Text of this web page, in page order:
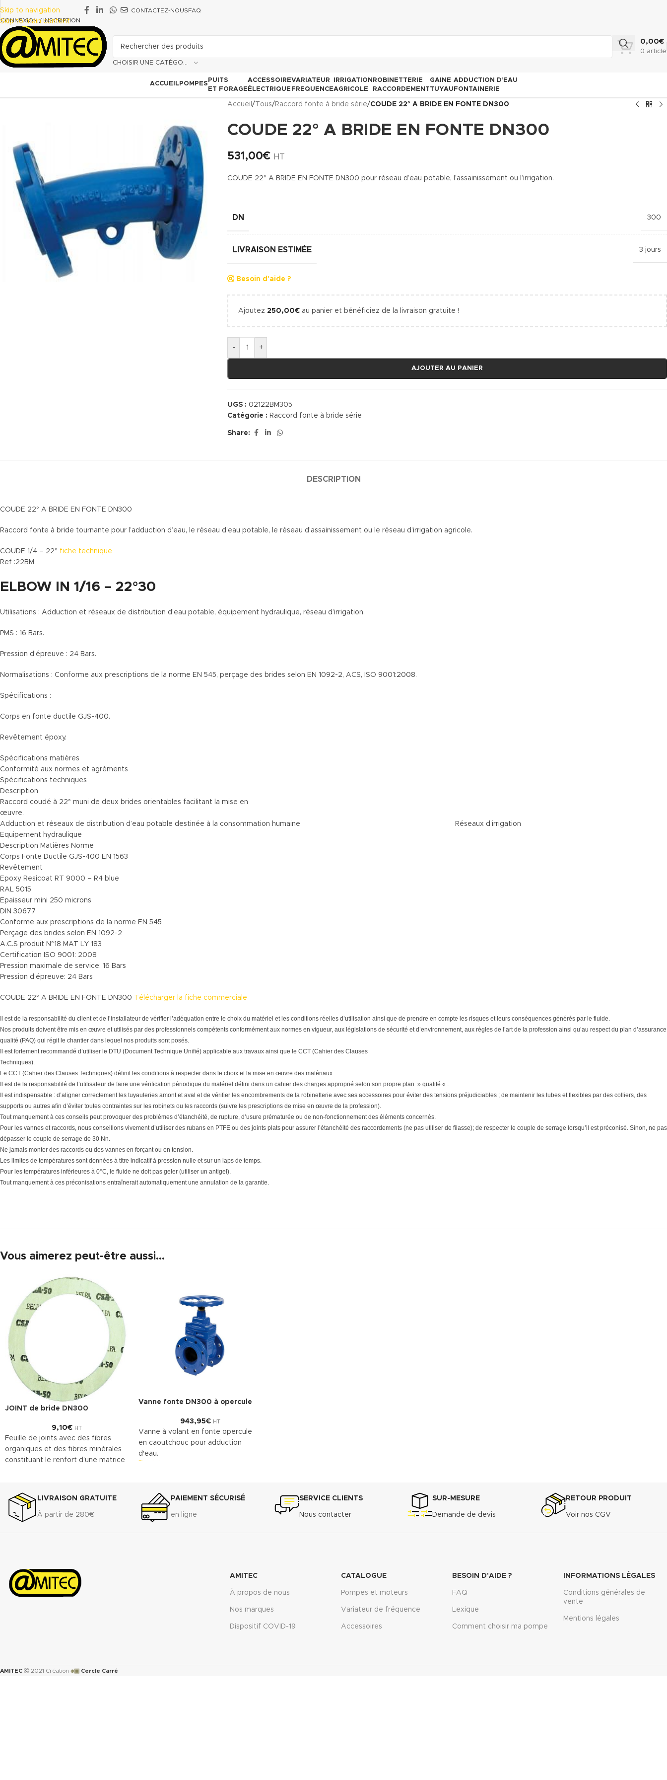
Skip to navigation
Skip to main content
CONNEXION / INSCRIPTION
CONTACTEZ-NOUSFAQ
0 article
0,00€
ACCUEILPOMPES
PUITS
ET FORAGE
ACCESSOIRE
ÉLECTRIQUE
VARIATEUR
FREQUENCE
IRRIGATION
AGRICOLE
ROBINETTERIE
RACCORDEMENT
GAINE
TUYAU
ADDUCTION D’EAU
FONTAINERIE
Accueil / Tous/ Raccord fonte à bride série/COUDE 22° A BRIDE EN FONTE DN300
COUDE 22° A BRIDE EN FONTE DN300
531,00€ HT
COUDE 22° A BRIDE EN FONTE DN300 pour réseau d’eau potable, l’assainissement ou l’irrigation.
DN 300
LIVRAISON ESTIMÉE 3 jours
Besoin d'aide ?
Ajoutez 250,00€ au panier et bénéficiez de la livraison gratuite !
- +
AJOUTER AU PANIER
UGS : 02122BM305
Catégorie : Raccord fonte à bride série
Share:
DESCRIPTION
COUDE 22° A BRIDE EN FONTE DN300
Raccord fonte à bride tournante pour l’adduction d’eau, le réseau d’eau potable, le réseau d’assainissement ou le réseau d’irrigation agricole.
COUDE 1/4 – 22° fiche technique
Ref :22BM
ELBOW IN 1/16 – 22°30
Utilisations : Adduction et réseaux de distribution d’eau potable, équipement hydraulique, réseau d’irrigation.
PMS : 16 Bars.
Pression d’épreuve : 24 Bars.
Normalisations : Conforme aux prescriptions de la norme EN 545, perçage des brides selon EN 1092-2, ACS, ISO 9001:2008.
Spécifications :
Corps en fonte ductile GJS-400.
Revêtement époxy.
Spécifications matières
Conformité aux normes et agréments
Spécifications techniques
Description
Raccord coudé à 22° muni de deux brides orientables facilitant la mise en
œuvre.
Adduction et réseaux de distribution d’eau potable destinée à la consommation humaine Réseaux d’irrigation
Equipement hydraulique
Description Matières Norme
Corps Fonte Ductile GJS-400 EN 1563
Revêtement
Epoxy Resicoat RT 9000 – R4 blue
RAL 5015
Epaisseur mini 250 microns
DIN 30677
Conforme aux prescriptions de la norme EN 545
Perçage des brides selon EN 1092-2
A.C.S produit N°18 MAT LY 183
Certification ISO 9001: 2008
Pression maximale de service: 16 Bars
Pression d’épreuve: 24 Bars
COUDE 22° A BRIDE EN FONTE DN300 Télécharger la fiche commerciale
Il est de la responsabilité du client et de l’installateur de vérifier l’adéquation entre le choix du matériel et les conditions réelles d’utilisation ainsi que de prendre en compte les risques et leurs conséquences générés par le fluide.
Nos produits doivent être mis en œuvre et utilisés par des professionnels compétents conformément aux normes en vigueur, aux législations de sécurité et d’environnement, aux règles de l’art de la profession ainsi qu’au respect du plan d’assurance
qualité (PAQ) qui régit le chantier dans lequel nos produits sont posés.
Il est fortement recommandé d’utiliser le DTU (Document Technique Unifié) applicable aux travaux ainsi que le CCT (Cahier des Clauses
Techniques).
Le CCT (Cahier des Clauses Techniques) définit les conditions à respecter dans le choix et la mise en œuvre des matériaux.
Il est de la responsabilité de l’utilisateur de faire une vérification périodique du matériel défini dans un cahier des charges approprié selon son propre plan » qualité « .
Il est indispensable : d’aligner correctement les tuyauteries amont et aval et de vérifier les encombrements de la robinetterie avec ses accessoires pour éviter des tensions préjudiciables ; de maintenir les tubes et flexibles par des colliers, des
supports ou autres afin d’éviter toutes contraintes sur les robinets ou les raccords (suivre les prescriptions de mise en œuvre de la profession).
Tout manquement à ces conseils peut provoquer des problèmes d’étanchéité, de rupture, d’usure prématurée ou de non-fonctionnement des éléments concernés.
Pour les vannes et raccords, nous conseillons vivement d’utiliser des rubans en PTFE ou des joints plats pour assurer l’étanchéité des raccordements (ne pas utiliser de filasse); de respecter le couple de serrage lorsqu’il est préconisé. Sinon, ne pas
dépasser le couple de serrage de 30 Nn.
Ne jamais monter des raccords ou des vannes en forçant ou en tension.
Les limites de températures sont données à titre indicatif à pression nulle et sur un laps de temps.
Pour les températures inférieures à 0°C, le fluide ne doit pas geler (utiliser un antigel).
Tout manquement à ces préconisations entraînerait automatiquement une annulation de la garantie.
Vous aimerez peut-être aussi…
JOINT de bride DN300
9,10€ HT
Feuille de joints avec des fibres
organiques et des fibres minérales
constituant le renfort d’une matrice
gamme étendue d’emplois assurant
une bonne résistance.
DONNÉES TECHNIQUES
A : >45%
Résistance à la traction transversale
ASTM F-
150°C <5%
Vanne fonte DN300 à opercule
943,95€ HT
Vanne à volant en fonte opercule
en caoutchouc pour adduction
d'eau.
LIVRAISON GRATUITE
À partir de 280€
PAIEMENT SÉCURISÉ
en ligne
SERVICE CLIENTS
Nous contacter
SUR-MESURE
Demande de devis
RETOUR PRODUIT
Voir nos CGV
AMITEC
À propos de nous
Nos marques
Dispositif COVID-19
CATALOGUE
Pompes et moteurs
Variateur de fréquence
Accessoires
BESOIN D'AIDE ?
FAQ
Lexique
Comment choisir ma pompe
INFORMATIONS LÉGALES
Conditions générales de
vente
Mentions légales
AMITEC 2021 Création ๏▣ Cercle Carré